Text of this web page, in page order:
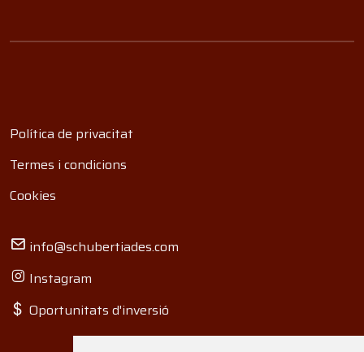
Política de privacitat
Termes i condicions
Cookies
info@schubertiades.com
Instagram
Oportunitats d'inversió